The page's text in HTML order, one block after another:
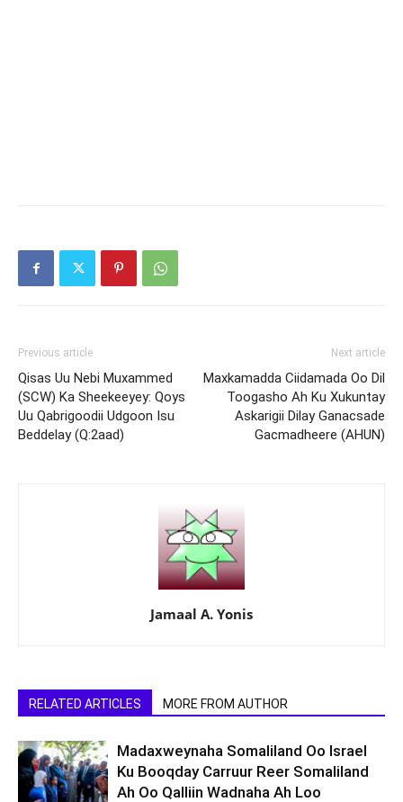
Previous article
Qisas Uu Nebi Muxammed
(SCW) Ka Sheekeeyey: Qoys
Uu Qabrigoodii Udgoon Isu
Beddelay (Q:2aad)
Next article
Maxkamadda Ciidamada Oo Dil
Toogasho Ah Ku Xukuntay
Askarigii Dilay Ganacsade
Gacmadheere (AHUN)
Jamaal A. Yonis
RELATED ARTICLES MORE FROM AUTHOR
Madaxweynaha Somaliland Oo Israel
Ku Booqday Carruur Reer Somaliland
Ah Oo Qalliin Wadnaha Ah Loo